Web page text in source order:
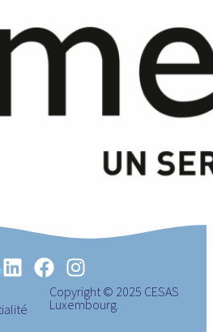
Copyright © 2025 CESAS
Luxembourg.